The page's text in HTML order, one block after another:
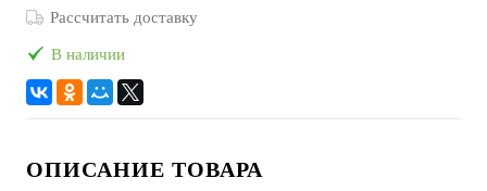
Рассчитать доставку
В наличии
ОПИСАНИЕ ТОВАРА